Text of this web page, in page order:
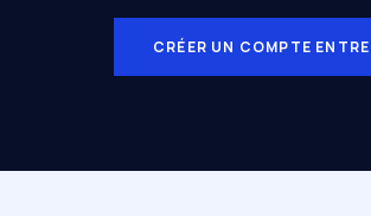
CRÉER UN COMPTE